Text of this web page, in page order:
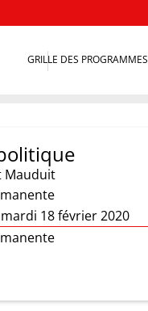
GRILLE DES PROGRAMMES
Mauduit
18 février 2020